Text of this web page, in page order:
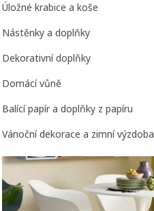
Úložné krabice a koše
Nástěnky a doplňky
Dekorativní doplňky
Domácí vůně
Balící papír a doplňky z papíru
Vánoční dekorace a zimní výzdoba